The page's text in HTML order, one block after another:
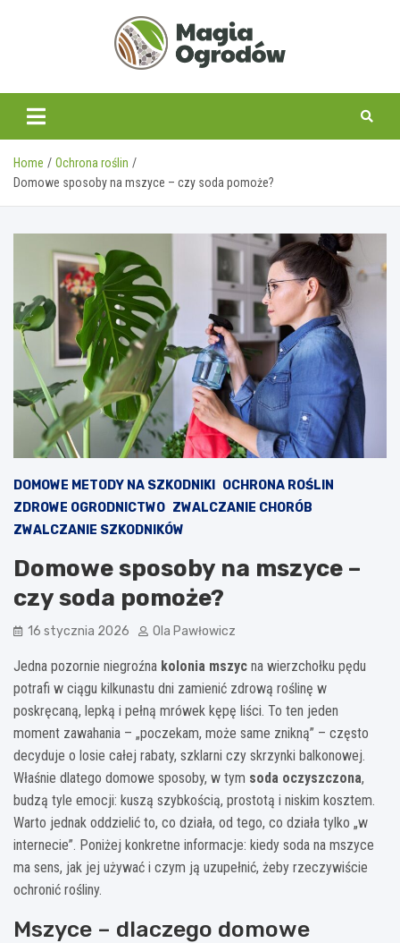
magiaogrodow.pl
Home
Ochrona roślin
Domowe sposoby na mszyce – czy soda pomoże?
DOMOWE METODY NA SZKODNIKI
OCHRONA ROŚLIN
ZDROWE OGRODNICTWO ZWALCZANIE CHORÓB
ZWALCZANIE SZKODNIKÓW
Domowe sposoby na mszyce –
czy soda pomoże?
16 stycznia 2026 Ola Pawłowicz
Jedna pozornie niegroźna kolonia mszyc na wierzchołku pędu
potrafi w ciągu kilkunastu dni zamienić zdrową roślinę w
poskręcaną, lepką i pełną mrówek kępę liści. To ten jeden
moment zawahania – „poczekam, może same znikną” – często
decyduje o losie całej rabaty, szklarni czy skrzynki balkonowej.
Właśnie dlatego domowe sposoby, w tym soda oczyszczona,
budzą tyle emocji: kuszą szybkością, prostotą i niskim kosztem.
Warto jednak oddzielić to, co działa, od tego, co działa tylko „w
internecie”. Poniżej konkretne informacje: kiedy soda na mszyce
ma sens, jak jej używać i czym ją uzupełnić, żeby rzeczywiście
ochronić rośliny.
Mszyce – dlaczego domowe